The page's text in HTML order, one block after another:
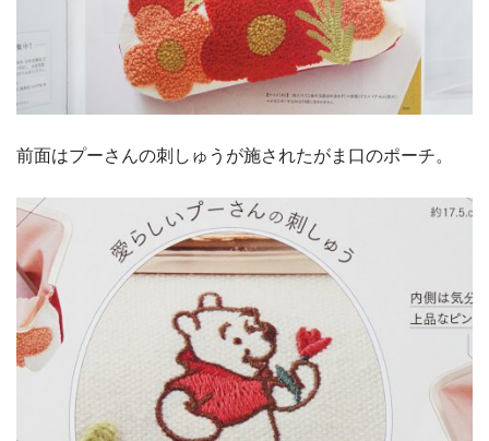
前面はプーさんの刺しゅうが施されたがま口のポーチ。